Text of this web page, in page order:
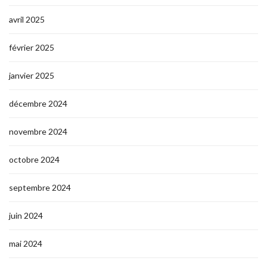
avril 2025
février 2025
janvier 2025
décembre 2024
novembre 2024
octobre 2024
septembre 2024
juin 2024
mai 2024